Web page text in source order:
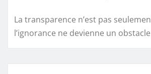
La transparence n’est pas
l’ignorance ne devienne un